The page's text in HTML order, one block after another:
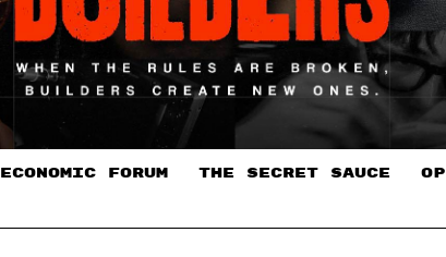
ECONOMIC FORUM THE SECRET SAUCE​